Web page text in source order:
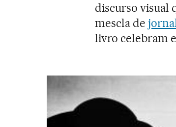
discurso visual
mescla de
livro celebram